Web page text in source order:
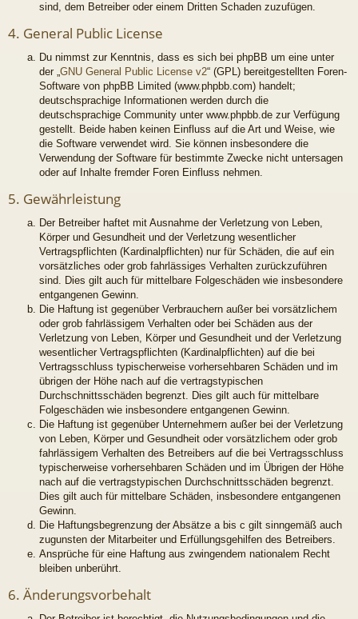
sind, dem Betreiber oder einem Dritten Schaden zuzufügen.
4. General Public License
Du nimmst zur Kenntnis, dass es sich bei phpBB um eine unter
der „GNU General Public License v2“ (GPL) bereitgestellten Foren-
Software von phpBB Limited (www.phpbb.com) handelt;
deutschsprachige Informationen werden durch die
deutschsprachige Community unter www.phpbb.de zur Verfügung
gestellt. Beide haben keinen Einfluss auf die Art und Weise, wie
die Software verwendet wird. Sie können insbesondere die
Verwendung der Software für bestimmte Zwecke nicht untersagen
oder auf Inhalte fremder Foren Einfluss nehmen.
5. Gewährleistung
Der Betreiber haftet mit Ausnahme der Verletzung von Leben,
Körper und Gesundheit und der Verletzung wesentlicher
Vertragspflichten (Kardinalpflichten) nur für Schäden, die auf ein
vorsätzliches oder grob fahrlässiges Verhalten zurückzuführen
sind. Dies gilt auch für mittelbare Folgeschäden wie insbesondere
entgangenen Gewinn.
Die Haftung ist gegenüber Verbrauchern außer bei vorsätzlichem
oder grob fahrlässigem Verhalten oder bei Schäden aus der
Verletzung von Leben, Körper und Gesundheit und der Verletzung
wesentlicher Vertragspflichten (Kardinalpflichten) auf die bei
Vertragsschluss typischerweise vorhersehbaren Schäden und im
übrigen der Höhe nach auf die vertragstypischen
Durchschnittsschäden begrenzt. Dies gilt auch für mittelbare
Folgeschäden wie insbesondere entgangenen Gewinn.
Die Haftung ist gegenüber Unternehmern außer bei der Verletzung
von Leben, Körper und Gesundheit oder vorsätzlichem oder grob
fahrlässigem Verhalten des Betreibers auf die bei Vertragsschluss
typischerweise vorhersehbaren Schäden und im Übrigen der Höhe
nach auf die vertragstypischen Durchschnittsschäden begrenzt.
Dies gilt auch für mittelbare Schäden, insbesondere entgangenen
Gewinn.
Die Haftungsbegrenzung der Absätze a bis c gilt sinngemäß auch
zugunsten der Mitarbeiter und Erfüllungsgehilfen des Betreibers.
Ansprüche für eine Haftung aus zwingendem nationalem Recht
bleiben unberührt.
6. Änderungsvorbehalt